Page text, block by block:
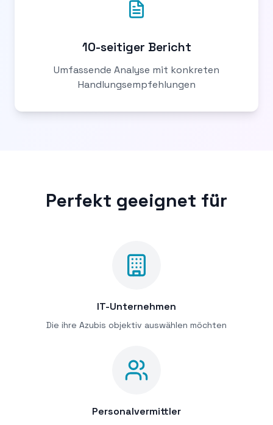
10-seitiger Bericht
Umfassende Analyse mit konkreten
Handlungsempfehlungen
Perfekt geeignet für
IT-Unternehmen
Die ihre Azubis objektiv auswählen möchten
Personalvermittler